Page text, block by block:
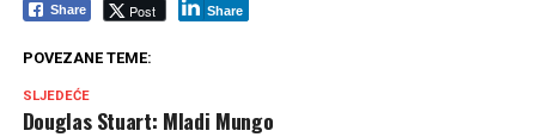
Share Post Share
POVEZANE TEME:
SLJEDEĆE
Douglas Stuart: Mladi Mungo